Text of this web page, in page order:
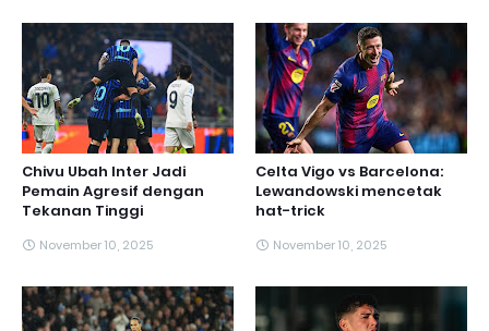
Chivu Ubah Inter Jadi
Pemain Agresif dengan
Tekanan Tinggi
November 10, 2025
Celta Vigo vs Barcelona:
Lewandowski mencetak
hat-trick
November 10, 2025